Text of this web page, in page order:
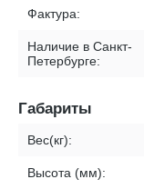
Фактура:
Наличие в Санкт-
Петербурге:
Габариты
Вес(кг):
Высота (мм):